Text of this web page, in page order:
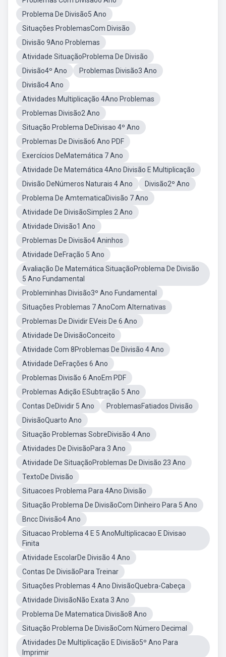
Problema De Divisão5 Ano
Situações ProblemasCom Divisão
Divisão 9Ano Problemas
Atividade SituaçãoProblema De Divisão
Divisão4º Ano
Problemas Divisão3 Ano
Divisão4 Ano
Atividades Multiplicação 4Ano Problemas
Problemas Divisão2 Ano
Situação Problema DeDivisao 4º Ano
Problemas De Divisão6 Ano PDF
Exercícios DeMatemática 7 Ano
Atividade De Matemática 4Ano Divisão E Multiplicação
Divisão DeNúmeros Naturais 4 Ano
Divisão2º Ano
Problema De AmtematicaDivisão 7 Ano
Atividade De DivisãoSimples 2 Ano
Atividade Divisão1 Ano
Problemas De Divisão4 Aninhos
Atividade DeFração 5 Ano
Avaliação De Matemática SituaçãoProblema De Divisão
5 Ano Fundamental
Probleminhas Divisão3º Ano Fundamental
Situações Problemas 7 AnoCom Alternativas
Problemas De Dividir EVeis De 6 Ano
Atividade De DivisãoConceito
Atividade Com 8Problemas De Divisão 4 Ano
Atividade DeFrações 6 Ano
Problemas Divisão 6 AnoEm PDF
Problemas Adição ESubtração 5 Ano
Contas DeDividir 5 Ano
ProblemasFatiados Divisão
DivisãoQuarto Ano
Situação Problemas SobreDivisão 4 Ano
Atividades De DivisãoPara 3 Ano
Atividade De SituaçãoProblemas De Divisão 23 Ano
TextoDe Divisão
Situacoes Problema Para 4Ano Divisão
Situação Problema De DivisãoCom Dinheiro Para 5 Ano
Bncc Divisão4 Ano
Situacao Problema 4 E 5 AnoMultiplicacao E Divisao
Finita
Atividade EscolarDe Divisão 4 Ano
Contas De DivisãoPara Treinar
Situações Problemas 4 Ano DivisãoQuebra-Cabeça
Atividade DivisãoNão Exata 3 Ano
Problema De Matematica Divisão8 Ano
Situação Problema De DivisãoCom Número Decimal
Atividades De Multiplicação E Divisão5º Ano Para
Imprimir